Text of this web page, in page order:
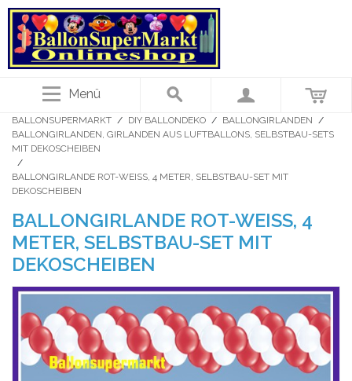
Menü
BALLONSUPERMARKT / DIY BALLONDEKO / BALLONGIRLANDEN /
BALLONGIRLANDEN, GIRLANDEN AUS LUFTBALLONS, SELBSTBAU-SETS
MIT DEKOSCHEIBEN
/
BALLONGIRLANDE ROT-WEISS, 4 METER, SELBSTBAU-SET MIT D
EKOSCHEIBEN
BALLONGIRLANDE ROT-WEISS, 4 M
ETER, SELBSTBAU-SET MIT D
EKOSCHEIBEN